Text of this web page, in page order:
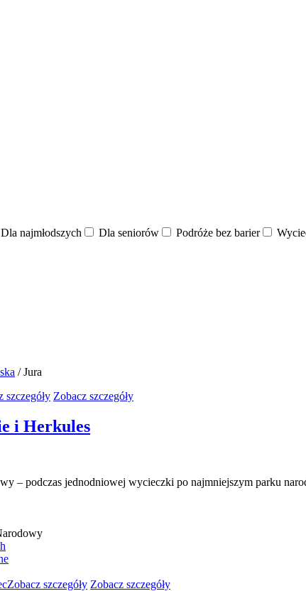
Dla najmłodszych Dla seniorów Podróże bez barier
/ Jura
szczegóły Ten
ma
wiele
wybrać
Zobacz szczegóły
i Herkules
– podczas jednodniowej wycieczki po najmniejszym parku
Zobacz szczegóły Ten
Zobacz szczegóły